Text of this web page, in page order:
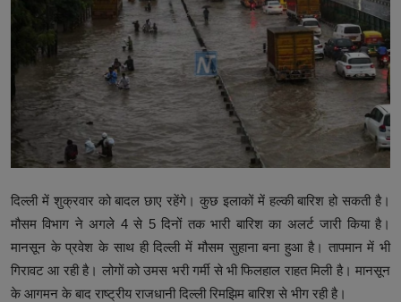
उत्तर प्रदेश
खेल-कूद
मनोरंजन
टेक & शिक्षा
फिटनेश
बिजनेस & नौकरी
दिल्ली में शुक्रवार को बादल छाए रहेंगे। कुछ इलाकों में हल्की बारिश हो सकती है।
मौसम विभाग ने अगले 4 से 5 दिनों तक भारी बारिश का अलर्ट जारी किया है।
मानसून के प्रवेश के साथ ही दिल्ली में मौसम सुहाना बना हुआ है। तापमान में भी
गिरावट आ रही है। लोगों को उमस भरी गर्मी से भी फिलहाल राहत मिली है। मानसून
के आगमन के बाद राष्ट्रीय राजधानी दिल्ली रिमझिम बारिश से भीग रही है।